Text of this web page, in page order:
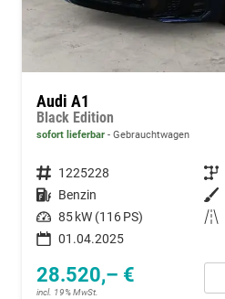
Audi A1
Black Edition
sofort lieferbar Gebrauchtwagen
Fahrzeugnummer 1225228 Getriebe
Kraftstoff Benzin Außenfarbe
Leistung 85 kW (116 PS) Kilometerstand
01.04.2025
28.520,– €
incl. 19% MwSt.